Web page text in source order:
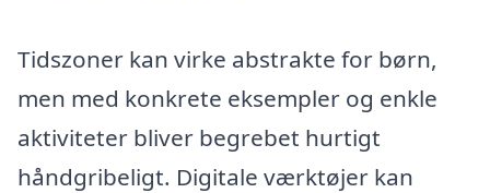
Tidszoner kan virke abstrakte for børn,
men med konkrete eksempler og enkle
aktiviteter bliver begrebet hurtigt
håndgribeligt. Digitale værktøjer kan